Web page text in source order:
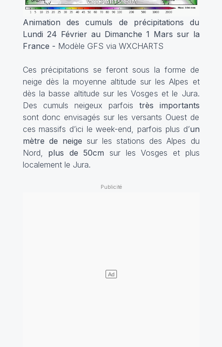
Animation des cumuls de précipitations du
Lundi 24 Février au Dimanche 1 Mars sur la
France - Modèle GFS via WXCHARTS
Ces précipitations se feront sous la forme de
neige dès la moyenne altitude sur les Alpes et
dès la basse altitude sur les Vosges et le Jura.
Des cumuls neigeux parfois très importants
sont donc envisagés sur les versants Ouest de
ces massifs d’ici le week-end, parfois plus d’un
mètre de neige sur les stations des Alpes du
Nord, plus de 50cm sur les Vosges et plus
localement le Jura.